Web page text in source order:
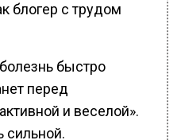
блогер с трудом
быстро
перед
и веселой».
сильной.